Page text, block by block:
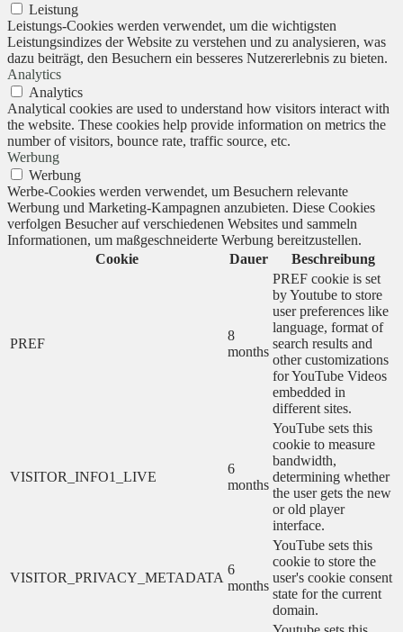
Leistung
Leistungs-Cookies werden verwendet, um die wichtigsten
Leistungsindizes der Website zu verstehen und zu analysieren, was
dazu beiträgt, den Besuchern ein besseres Nutzererlebnis zu bieten.
Analytics
Analytics
Analytical cookies are used to understand how visitors interact with
the website. These cookies help provide information on metrics the
number of visitors, bounce rate, traffic source, etc.
Werbung
Werbung
Werbe-Cookies werden verwendet, um Besuchern relevante
Werbung und Marketing-Kampagnen anzubieten. Diese Cookies
verfolgen Besucher auf verschiedenen Websites und sammeln
Informationen, um maßgeschneiderte Werbung bereitzustellen.
Cookie
Dauer Beschreibung
PREF
8
months
PREF cookie is set
by Youtube to store
user preferences like
language, format of
search results and
other customizations
for YouTube Videos
embedded in
different sites.
VISITOR_INFO1_LIVE
6
months
YouTube sets this
cookie to measure
bandwidth,
determining whether
the user gets the new
or old player
interface.
VISITOR_PRIVACY_METADATA
6
months
YouTube sets this
cookie to store the
user's cookie consent
state for the current
domain.